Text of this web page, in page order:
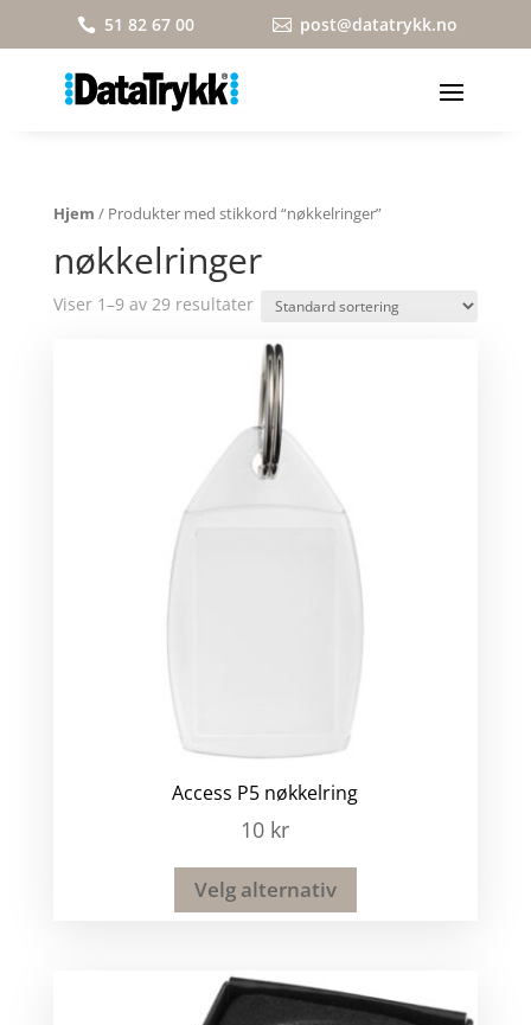
 51 82 67 00  post@datatrykk.no
Hjem / Produkter med stikkord “nøkkelringer”
nøkkelringer
Viser 1–9 av 29 resultater
Access P5 nøkkelring
10 kr
Velg alternativ